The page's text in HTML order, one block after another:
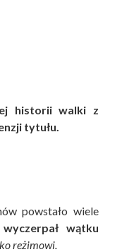
historii walki z
tytułu.
powstało wiele
wątku
reżimowi.